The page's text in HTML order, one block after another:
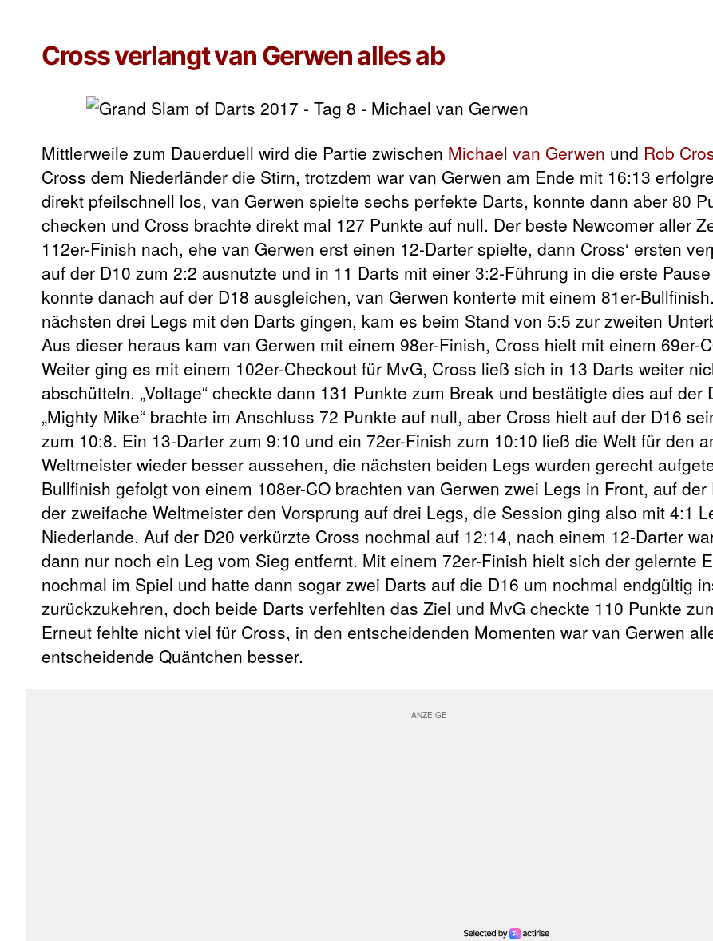
Cross verlangt van Gerwen alles ab
Mittlerweile zum Dauerduell wird die Partie zwischen Michael van Gerwen und Rob
Cross dem Niederländer die Stirn, trotzdem war van Gerwen am Ende mit 16:13
direkt pfeilschnell los, van Gerwen spielte sechs perfekte Darts, konnte dann aber 80
checken und Cross brachte direkt mal 127 Punkte auf null. Der beste Newcomer aller
112er-Finish nach, ehe van Gerwen erst einen 12-Darter spielte, dann Cross‘ ersten
auf der D10 zum 2:2 ausnutzte und in 11 Darts mit einer 3:2-Führung in die erste
konnte danach auf der D18 ausgleichen, van Gerwen konterte mit einem 81er-
nächsten drei Legs mit den Darts gingen, kam es beim Stand von 5:5 zur zweiten
Aus dieser heraus kam van Gerwen mit einem 98er-Finish, Cross hielt mit einem 69er-
Weiter ging es mit einem 102er-Checkout für MvG, Cross ließ sich in 13 Darts weiter
abschütteln. „Voltage“ checkte dann 131 Punkte zum Break und bestätigte dies auf der
„Mighty Mike“ brachte im Anschluss 72 Punkte auf null, aber Cross hielt auf der D16
zum 10:8. Ein 13-Darter zum 9:10 und ein 72er-Finish zum 10:10 ließ die Welt für den
Weltmeister wieder besser aussehen, die nächsten beiden Legs wurden gerecht
Bullfinish gefolgt von einem 108er-CO brachten van Gerwen zwei Legs in Front, auf der
der zweifache Weltmeister den Vorsprung auf drei Legs, die Session ging also mit 4:1
Niederlande. Auf der D20 verkürzte Cross nochmal auf 12:14, nach einem 12-Darter
dann nur noch ein Leg vom Sieg entfernt. Mit einem 72er-Finish hielt sich der gelernte
nochmal im Spiel und hatte dann sogar zwei Darts auf die D16 um nochmal endgültig
zurückzukehren, doch beide Darts verfehlten das Ziel und MvG checkte 110 Punkte
Erneut fehlte nicht viel für Cross, in den entscheidenden Momenten war van Gerwen
entscheidende Quäntchen besser.